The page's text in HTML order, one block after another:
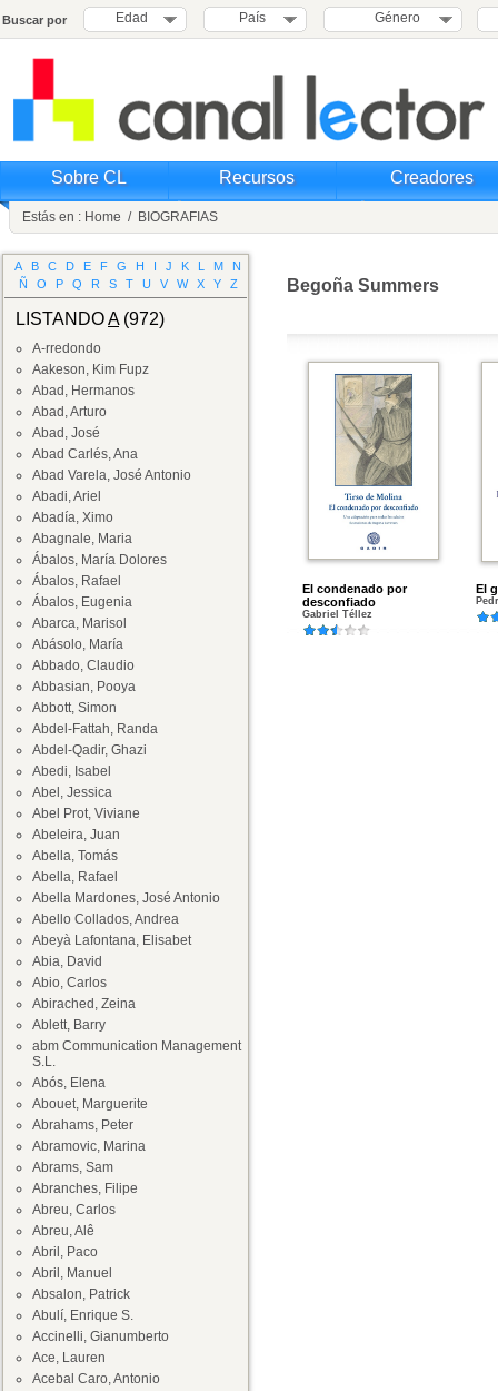
Buscar por Edad País Género
Sobre CL Recursos Creadores
Estás en : Home / BIOGRAFIAS
A B C D E F G H I J K L M
N
Ñ
O P Q R S T U V W X Y Z
LISTANDOA(972)
A-rredondo
Aakeson, Kim Fupz
Abad, Hermanos
Abad, Arturo
Abad, José
Abad Carlés, Ana
Abad Varela, José Antonio
Abadi, Ariel
Abadía, Ximo
Abagnale, Maria
Ábalos, María Dolores
Ábalos, Rafael
Ábalos, Eugenia
Abarca, Marisol
Abásolo, María
Abbado, Claudio
Abbasian, Pooya
Abbott, Simon
Abdel-Fattah, Randa
Abdel-Qadir, Ghazi
Abedi, Isabel
Abel, Jessica
Abel Prot, Viviane
Abeleira, Juan
Abella, Tomás
Abella, Rafael
Abella Mardones, José Antonio
Abello Collados, Andrea
Abeyà Lafontana, Elisabet
Abia, David
Abio, Carlos
Abirached, Zeina
Ablett, Barry
abm Communication Management
S.L.
Abós, Elena
Abouet, Marguerite
Abrahams, Peter
Abramovic, Marina
Abrams, Sam
Abranches, Filipe
Abreu, Carlos
Abreu, Alê
Abril, Paco
Abril, Manuel
Absalon, Patrick
Abulí, Enrique S.
Accinelli, Gianumberto
Ace, Lauren
Acebal Caro, Antonio
Begoña Summers
El condenado por
desconfiado
Gabriel Téllez
El